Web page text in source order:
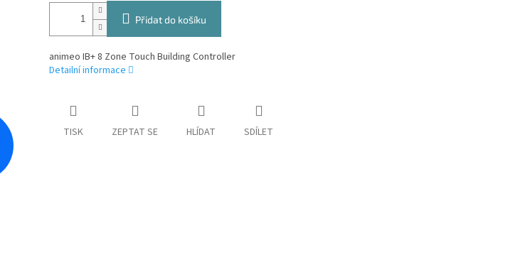
Přidat do košíku
animeo IB+ 8 Zone Touch Building Controller
Detailní informace
TISK ZEPTAT SE HLÍDAT SDÍLET